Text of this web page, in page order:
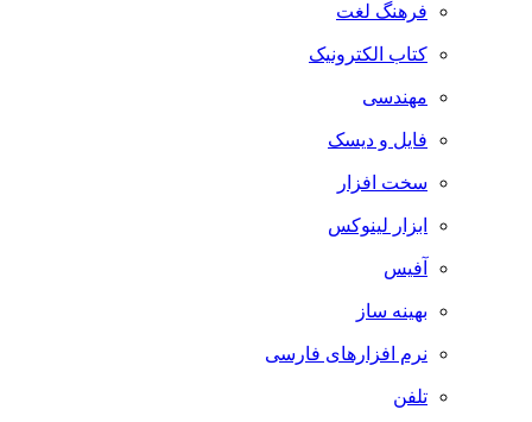
فرهنگ لغت
کتاب الکترونیک
مهندسی
فایل و دیسک
سخت افزار
ابزار لینوکس
آفیس
بهینه ساز
نرم افزارهای فارسی
تلفن